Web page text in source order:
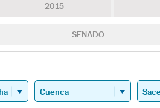
2015
SENADO